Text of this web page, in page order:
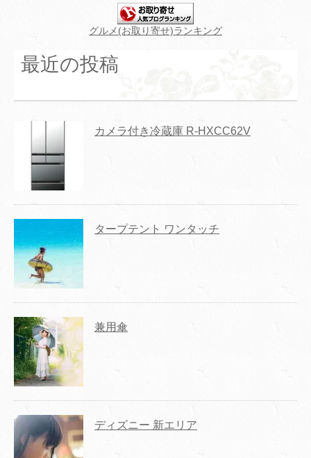
グルメ(お取り寄せ)ランキング
最近の投稿
カメラ付き冷蔵庫 R-HXCC62V
タープテント ワンタッチ
兼用傘
ディズニー 新エリア